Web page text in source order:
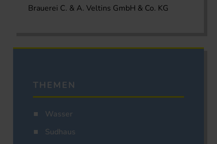
Brauerei C. & A. Veltins GmbH & Co. KG
THEMEN
Wasser
Sudhaus